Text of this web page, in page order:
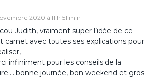
2020 à 11 h 51 min
Judith, vraiment super l’idée de ce
carnet avec toutes ses explications pour
infiniment pour les conseils de la
journée, bon weekend et gros